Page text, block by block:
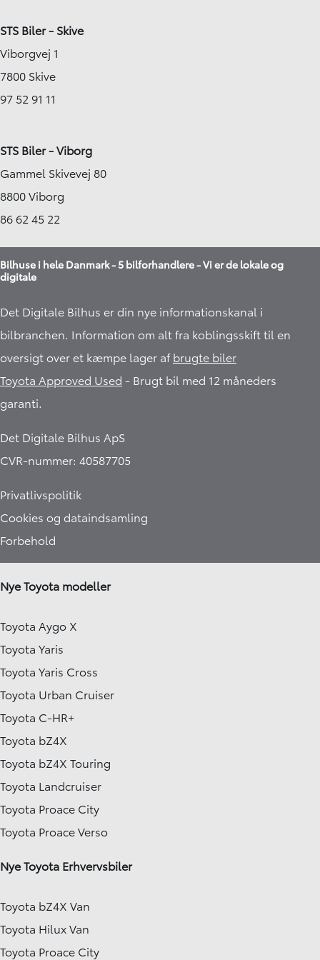
STS Biler - Skive
Viborgvej 1
7800 Skive
97 52 91 11
STS Biler - Viborg
Gammel Skivevej 80
8800 Viborg
86 62 45 22
Bilhuse i hele Danmark - 5 bilforhandlere - Vi er de lokale og
digitale
Det Digitale Bilhus er din nye informationskanal i
bilbranchen. Information om alt fra koblingsskift til en
oversigt over et kæmpe lager afbrugte biler
Toyota Approved Used - Brugt bil med 12 måneders
garanti.​
Det Digitale Bilhus ApS
CVR-nummer: 40587705
Privatlivspolitik
Cookies og dataindsamling
Forbehold
Nye Toyota modeller
Toyota Aygo X
Toyota Yaris
Toyota Yaris Cross
Toyota Urban Cruiser
Toyota C-HR+
Toyota bZ4X
Toyota bZ4X Touring
Toyota Landcruiser
Toyota Proace City
Toyota Proace Verso
Nye Toyota Erhvervsbiler
Toyota bZ4X Van
Toyota Hilux Van
Toyota Proace City